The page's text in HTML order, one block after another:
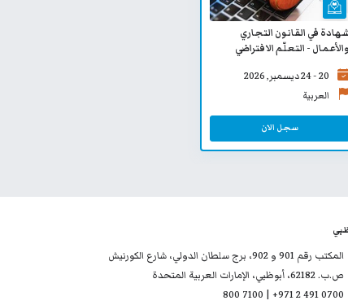
في القانون التجاري
والأعمال - التعلّم الافتراضي
20 - 24 ديسمبر, 2026
العربية
سجل الان
المكتب رقم 901 و 902، برج سلطان الدولي، شارع الكورنيش
ص.ب. 62182، أبوظبي، الإمارات العربية المتحدة
800 7100 | +971 2 491 0700